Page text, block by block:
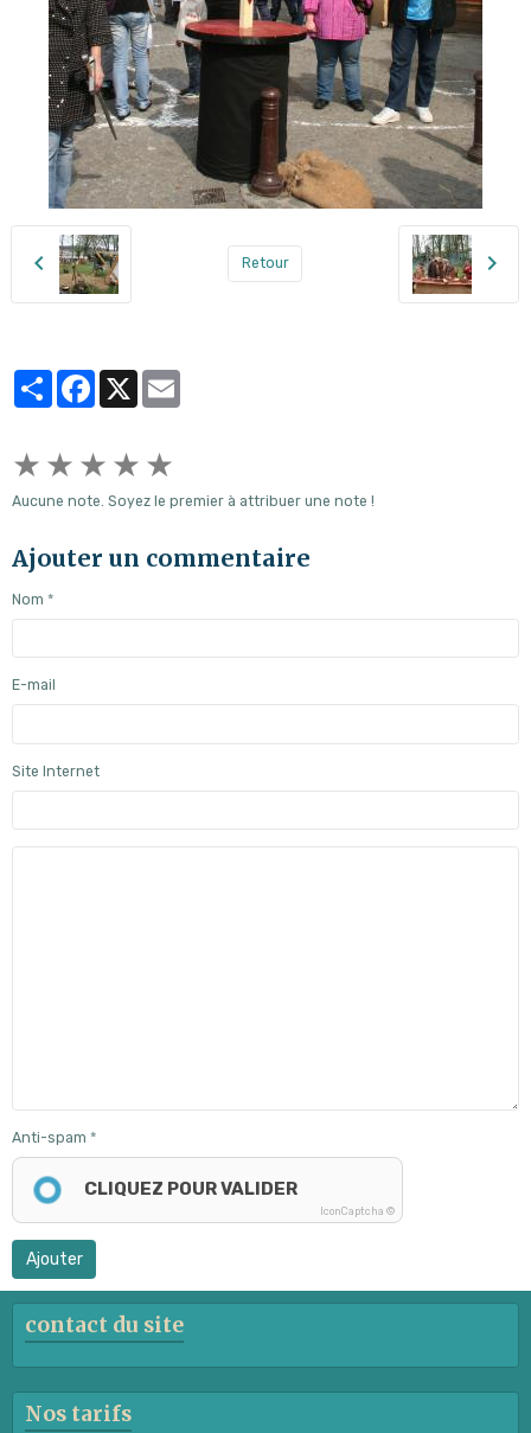
Retour
PartagerFacebook
X
★ ★ ★ ★ ★
Aucune note. Soyez le premier à attribuer une note !
Ajouter un commentaire
Nom
E-mail
Site Internet
Anti-spam
CLIQUEZ POUR VALIDER
IconCaptcha ©
Ajouter
contact du site
Nos tarifs